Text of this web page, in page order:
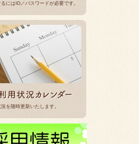
るにはID／パスワードが必要です。
を随時更新いたします。